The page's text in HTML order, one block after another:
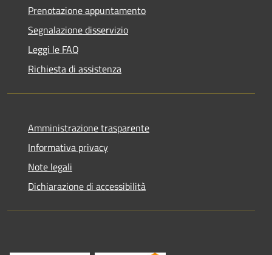
Prenotazione appuntamento
Segnalazione disservizio
Leggi le FAQ
Richiesta di assistenza
Amministrazione trasparente
Informativa privacy
Note legali
Dichiarazione di accessibilità